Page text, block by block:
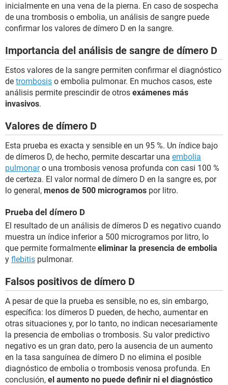
inicialmente en una vena de la pierna. En caso de sospecha
de una trombosis o embolia, un análisis de sangre puede
confirmar los valores de dímero D en la sangre.
Importancia del análisis de sangre de dímero D
Estos valores de la sangre permiten confirmar el diagnóstico
de trombosis o embolia pulmonar. En muchos casos, este
análisis permite prescindir de otros exámenes más
invasivos.
Valores de dímero D
Esta prueba es exacta y sensible en un 95 %. Un índice bajo
de dímeros D, de hecho, permite descartar una embolia
pulmonaro una trombosis venosa profunda con casi 100 %
de certeza. El valor normal de dímero D en la sangre es, por
lo general, menos de 500 microgramos por litro.
Prueba del dímero D
El resultado de un análisis de dímeros D es negativo cuando
muestra un índice inferior a 500 microgramos por litro, lo
que permite formalmente eliminar la presencia de embolia
y flebitis pulmonar.
Falsos positivos de dímero D
A pesar de que la prueba es sensible, no es, sin embargo,
específica: los dímeros D pueden, de hecho, aumentar en
otras situaciones y, por lo tanto, no indican necesariamente
la presencia de embolias o trombosis. Su valor predictivo
negativo es un gran dato, pero la ausencia de un aumento
en la tasa sanguínea de dímero D no elimina el posible
diagnóstico de embolia o trombosis venosa profunda. En
conclusión, el aumento no puede definir ni el diagnóstico